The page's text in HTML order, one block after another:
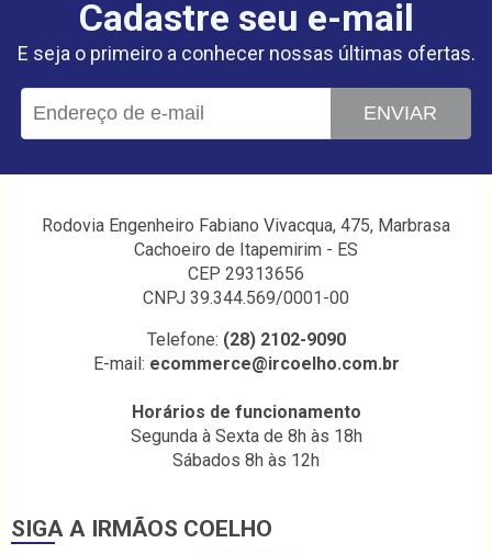
Cadastre seu e-mail
E seja o primeiro a conhecer nossas últimas ofertas.
ENVIAR
Rodovia Engenheiro Fabiano Vivacqua, 475, Marbrasa
Cachoeiro de Itapemirim - ES
CEP 29313656
CNPJ 39.344.569/0001-00
Telefone: (28) 2102-9090
E-mail: ecommerce@ircoelho.com.br
Horários de funcionamento
Segunda à Sexta de 8h às 18h
Sábados 8h às 12h
SIGA A IRMÃOS COELHO